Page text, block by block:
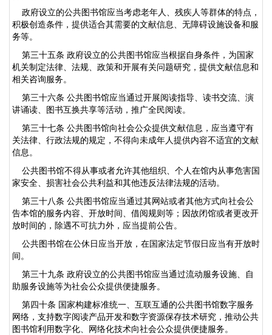
政府设立的公共图书馆应当考虑老年人、残疾人等群体的特点，
积极创造条件，提供适合其需要的文献信息、无障碍设施设备和服
务等。
第三十五条 政府设立的公共图书馆应当根据自身条件，为国家
机关制定法律、法规、政策和开展有关问题研究，提供文献信息和
相关咨询服务。
第三十六条 公共图书馆应当通过开展阅读指导、读书交流、演
讲诵读、图书互换共享等活动，推广全民阅读。
第三十七条 公共图书馆向社会公众提供文献信息，应当遵守有
关法律、行政法规的规定，不得向未成年人提供内容不适宜的文献
信息。
公共图书馆不得从事或者允许其他组织、个人在馆内从事危害国
家安全、损害社会公共利益和其他违反法律法规的活动。
第三十八条 公共图书馆应当通过其网站或者其他方式向社会公
告本馆的服务内容、开放时间、借阅规则等；因故闭馆或者更改开
放时间的，除遇不可抗力外，应当提前公告。
公共图书馆在公休日应当开放，在国家法定节假日应当有开放时
间。
第三十九条 政府设立的公共图书馆应当通过流动服务设施、自
助服务设施等为社会公众提供便捷服务。
第四十条 国家构建标准统一、互联互通的公共图书馆数字服务
网络，支持数字阅读产品开发和数字资源保存技术研究，推动公共
图书馆利用数字化、网络化技术向社会公众提供便捷服务。